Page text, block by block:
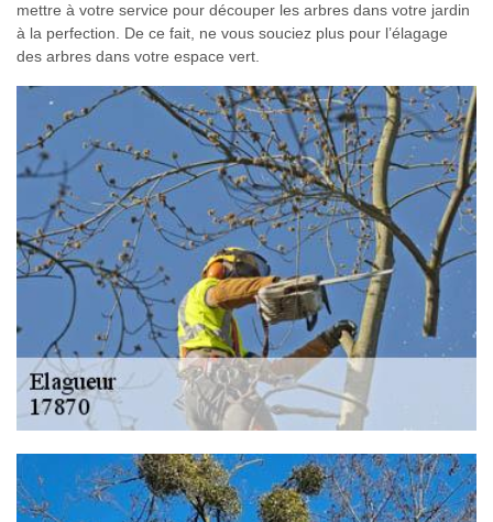
mettre à votre service pour découper les arbres dans votre jardin
à la perfection. De ce fait, ne vous souciez plus pour l’élagage
des arbres dans votre espace vert.